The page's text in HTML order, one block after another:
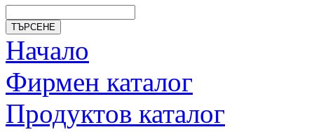
Начало
Фирмен каталог
Продуктoв каталог